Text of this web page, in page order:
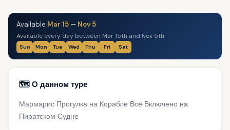
Available Mar 15 — Nov 5
Available every day between Mar 15th and Nov 5th
Sun Mon Tue Wed Thu Fri Sat
🗺️ О данном туре
Мармарис Прогулка на Корабле Всё Включено на
Пиратском Судне